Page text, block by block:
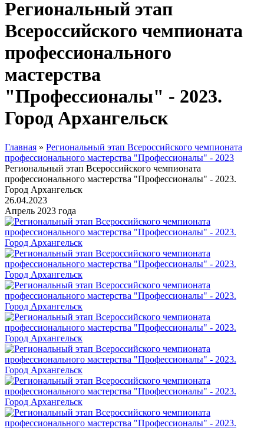
Региональный этап
Всероссийского чемпионата
профессионального
мастерства
"Профессионалы" - 2023.
Город Архангельск
Главная » Региональный этап Всероссийского чемпионата
профессионального мастерства "Профессионалы" - 2023
Региональный этап Всероссийского чемпионата
профессионального мастерства "Профессионалы" - 2023.
Город Архангельск
26.04.2023
Апрель 2023 года